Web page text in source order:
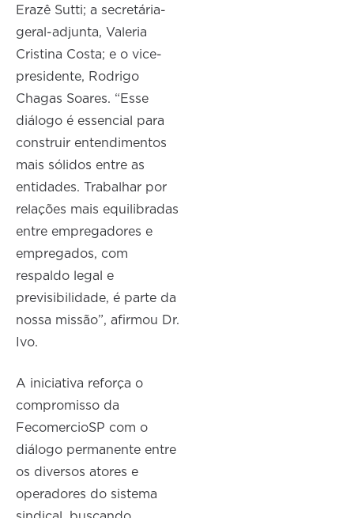
Erazê Sutti; a secretária-
geral-adjunta, Valeria
Cristina Costa; e o vice-
presidente, Rodrigo
Chagas Soares. “Esse
diálogo é essencial para
construir entendimentos
mais sólidos entre as
entidades. Trabalhar por
relações mais equilibradas
entre empregadores e
empregados, com
respaldo legal e
previsibilidade, é parte da
nossa missão”, afirmou Dr.
Ivo.
A iniciativa reforça o
compromisso da
FecomercioSP com o
diálogo permanente entre
os diversos atores e
operadores do sistema